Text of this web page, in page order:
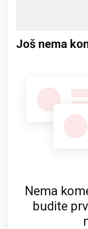
Još nema
Nema
budite